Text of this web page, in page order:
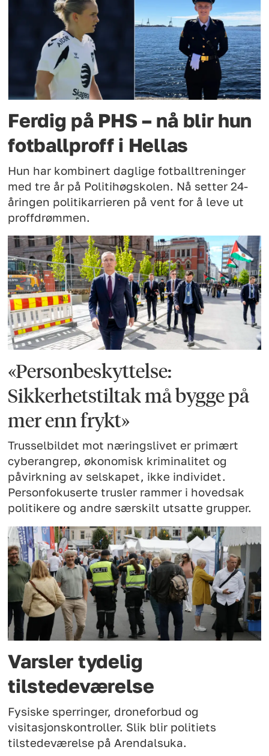
Ferdig på PHS – nå blir hun
fotballproff i Hellas
Hun har kombinert daglige fotballtreninger
med tre år på Politihøgskolen. Nå setter 24-
åringen politikarrieren på vent for å leve ut
proffdrømmen.
«Personbeskyttelse:
Sikkerhetstiltak må bygge på
mer enn frykt»
Trusselbildet mot næringslivet er primært
cyberangrep, økonomisk kriminalitet og
påvirkning av selskapet, ikke individet.
Personfokuserte trusler rammer i hovedsak
politikere og andre særskilt utsatte grupper.
Varsler tydelig
tilstedeværelse
Fysiske sperringer, droneforbud og
visitasjonskontroller. Slik blir politiets
tilstedeværelse på Arendalsuka.